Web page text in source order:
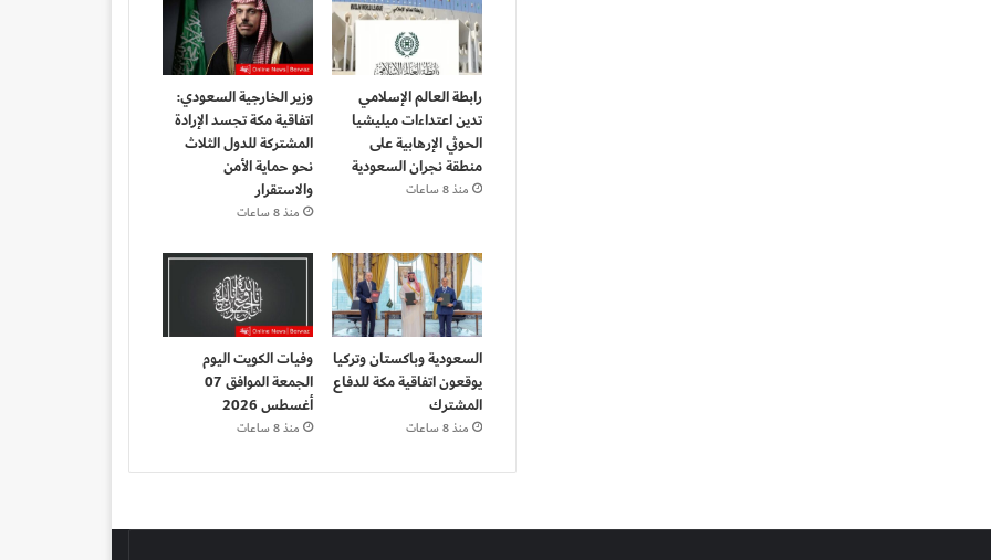
رابطة العالم الإسلامي
تدين اعتداءات ميليشيا
الحوثي الإرهابية على
منطقة نجران السعودية
منذ 8 ساعات
وزير الخارجية السعودي:
اتفاقية مكة تجسد الإرادة
المشتركة للدول الثلاث
نحو حماية الأمن
والاستقرار
منذ 8 ساعات
السعودية وباكستان وتركيا
يوقعون اتفاقية مكة للدفاع
المشترك
منذ 8 ساعات
وفيات الكويت اليوم
الجمعة الموافق 07
أغسطس 2026
منذ 8 ساعات